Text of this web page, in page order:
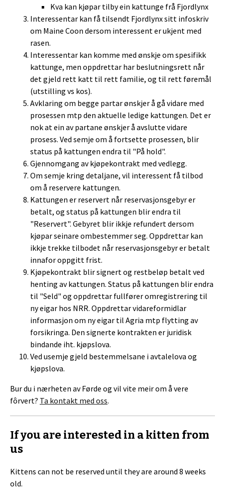
Kva kan kjøpar tilby ein kattunge frå Fjordlynx
Interessentar kan få tilsendt Fjordlynx sitt infoskriv
om Maine Coon dersom interessent er ukjent med
rasen.
Interessentar kan komme med ønskje om spesifikk
kattunge, men oppdrettar har beslutningsrett når
det gjeld rett katt til rett familie, og til rett føremål
(utstilling vs kos).
Avklaring om begge partar ønskjer å gå vidare med
prosessen mtp den aktuelle ledige kattungen. Det er
nok at ein av partane ønskjer å avslutte vidare
prosess. Ved semje om å fortsette prosessen, blir
status på kattungen endra til "På hold".
Gjennomgang av kjøpekontrakt med vedlegg.
Om semje kring detaljane, vil interessent få tilbod
om å reservere kattungen.
Kattungen er reservert når reservasjonsgebyr er
betalt, og status på kattungen blir endra til
"Reservert". Gebyret blir ikkje refundert dersom
kjøpar seinare ombestemmer seg. Oppdrettar kan
ikkje trekke tilbodet når reservasjonsgebyr er betalt
innafor oppgitt frist.
Kjøpekontrakt blir signert og restbeløp betalt ved
henting av kattungen. Status på kattungen blir endra
til "Seld" og oppdrettar fullfører omregistrering til
ny eigar hos NRR. Oppdrettar vidareformidlar
informasjon om ny eigar til Agria mtp flytting av
forsikringa. Den signerte kontrakten er juridisk
bindande iht. kjøpslova.
Ved usemje gjeld bestemmelsane i avtalelova og
kjøpslova.
Bur du i nærheten av Førde og vil vite meir om å vere
fôrvert? Ta kontakt med oss.
If you are interested in a kitten from
us
Kittens can not be reserved until they are around 8 weeks
old.